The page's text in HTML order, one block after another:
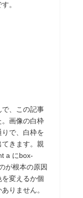
。
、この記事
画像の白枠
で、白枠を
きます。親
a にbox-
が根本の原因
変えるか個
りません。